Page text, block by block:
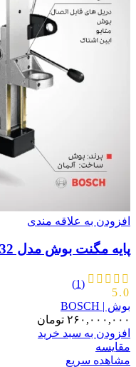
افزودن به علاقه مندی
پایه مگنت بوش مدل GMB32
5.0
(1)
بوش | BOSCH
۲۶۰,۰۰۰,۰۰۰ تومان
افزودن به سبد خرید
مقایسه
مشاهده سریع